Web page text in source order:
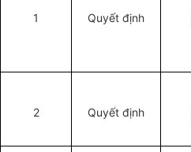
1 Quyết định
2 Quyết định